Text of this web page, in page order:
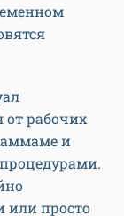
от рабочих
и
или просто